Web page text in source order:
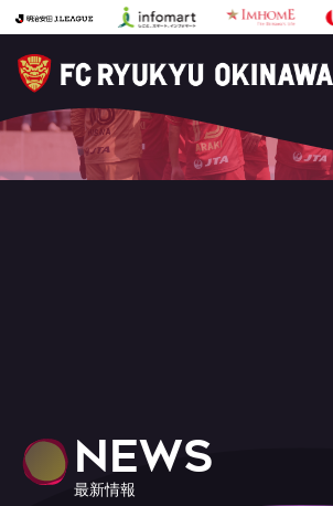
NEWS
最新情報